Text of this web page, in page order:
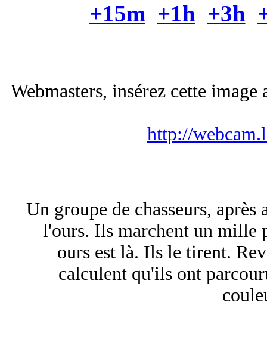
+15m +1h +3h
Webmasters, insérez cette
http://
Un groupe de chasseurs,
l'ours. Ils marchent un mille
ours est là. Ils le tirent.
calculent qu'ils ont